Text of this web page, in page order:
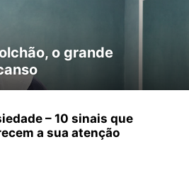
o grande
– 10 sinais que
a sua atenção